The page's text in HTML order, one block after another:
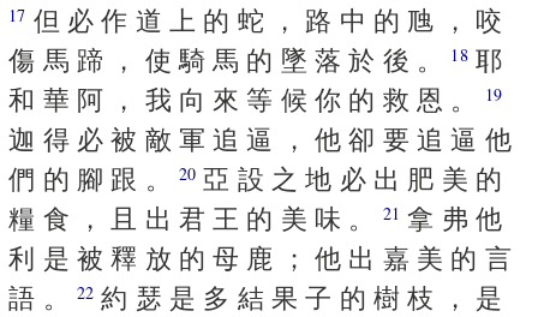
17 但 必 作 道 上 的 蛇 ， 路 中 的 虺 ， 咬
傷 馬 蹄 ， 使 騎 馬 的 墜 落 於 後 。
18耶
和 華 阿 ， 我 向 來 等 候 你 的 救 恩 。
19
迦 得 必 被 敵 軍 追 逼 ， 他 卻 要 追 逼 他
們 的 腳 跟 。
20 亞 設 之 地 必 出 肥 美 的
糧 食 ， 且 出 君 王 的 美 味 。
21 拿 弗 他
利 是 被 釋 放 的 母 鹿 ； 他 出 嘉 美 的 言
語 。
22 約 瑟 是 多 結 果 子 的 樹 枝 ， 是